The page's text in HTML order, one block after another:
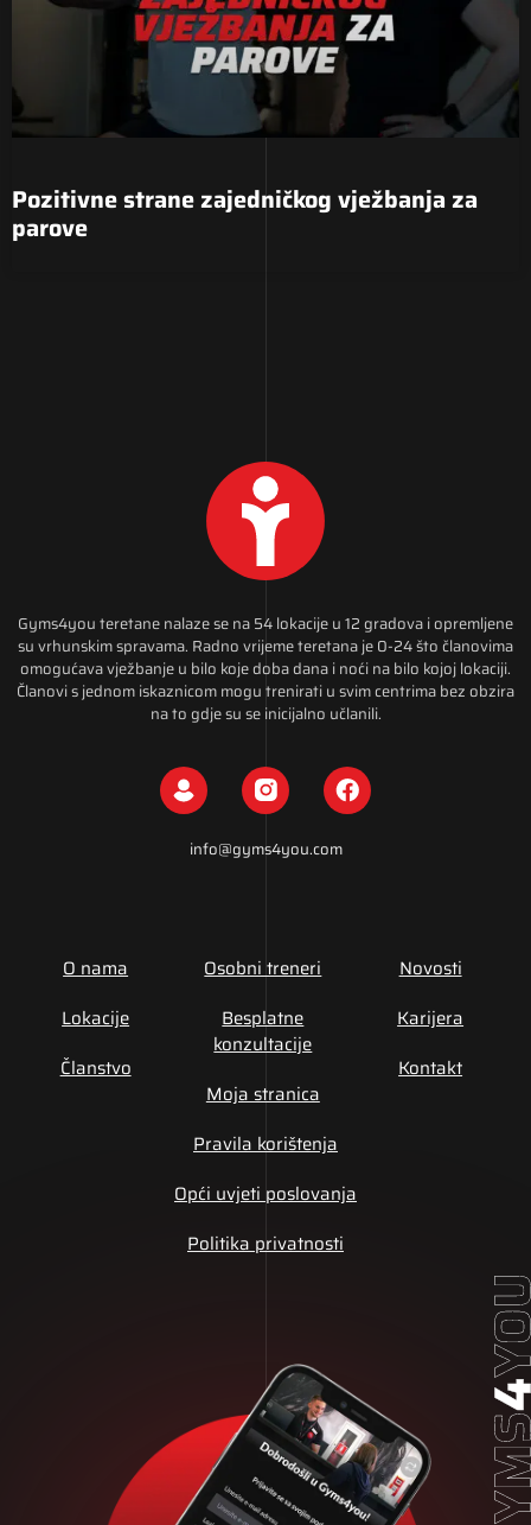
Pozitivne strane zajedničkog vježbanja za
parove
Gyms4you teretane nalaze se na 54 lokacije u 12 gradova i opremljene
su vrhunskim spravama. Radno vrijeme teretana je 0-24 što članovima
omogućava vježbanje u bilo koje doba dana i noći na bilo kojoj lokaciji.
Članovi s jednom iskaznicom mogu trenirati u svim centrima bez obzira
na to gdje su se inicijalno učlanili.
info@gyms4you.com
O nama
Lokacije
Članstvo
Osobni treneri
Besplatne
konzultacije
Moja stranica
Novosti
Karijera
Kontakt
Pravila korištenja
Opći uvjeti poslovanja
Politika privatnosti